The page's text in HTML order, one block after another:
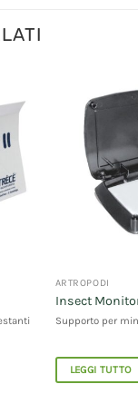
ARTROPODI
Insect
Supporto per
LEGGI TUTTO